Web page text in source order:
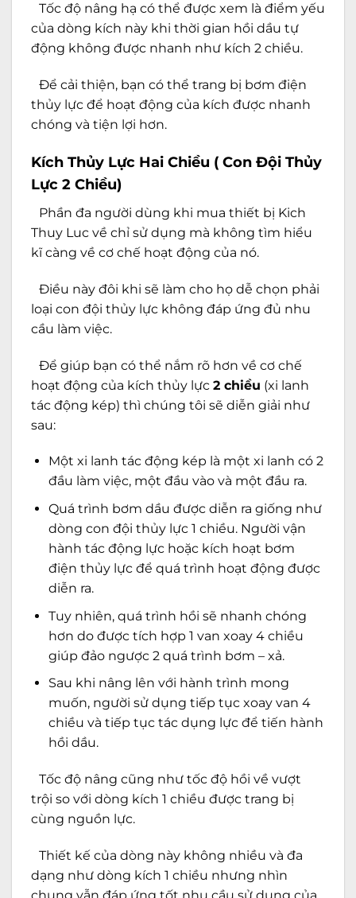
Tốc độ nâng hạ có thể được xem là điểm yếu
của dòng kích này khi thời gian hồi dầu tự
động không được nhanh như kích 2 chiều.
Để cải thiện, bạn có thể trang bị bơm điện
thủy lực để hoạt động của kích được nhanh
chóng và tiện lợi hơn.
Kích Thủy Lực Hai Chiều ( Con Đội Thủy
Lực 2 Chiều)
Phần đa người dùng khi mua thiết bị Kich
Thuy Luc về chỉ sử dụng mà không tìm hiểu
kĩ càng về cơ chế hoạt động của nó.
Điều này đôi khi sẽ làm cho họ dễ chọn phải
loại con đội thủy lực không đáp ứng đủ nhu
cầu làm việc.
Để giúp bạn có thể nắm rõ hơn về cơ chế
hoạt động của kích thủy lực 2 chiều (xi lanh
tác động kép) thì chúng tôi sẽ diễn giải như
sau:
Một xi lanh tác động kép là một xi lanh có 2
đầu làm việc, một đầu vào và một đầu ra.
Quá trình bơm dầu được diễn ra giống như
dòng con đội thủy lực 1 chiều. Người vận
hành tác động lực hoặc kích hoạt bơm
điện thủy lực để quá trình hoạt động được
diễn ra.
Tuy nhiên, quá trình hồi sẽ nhanh chóng
hơn do được tích hợp 1 van xoay 4 chiều
giúp đảo ngược 2 quá trình bơm – xả.
Sau khi nâng lên với hành trình mong
muốn, người sử dụng tiếp tục xoay van 4
chiều và tiếp tục tác dụng lực để tiến hành
hồi dầu.
Tốc độ nâng cũng như tốc độ hồi về vượt
trội so với dòng kích 1 chiều được trang bị
cùng nguồn lực.
Thiết kế của dòng này không nhiều và đa
dạng như dòng kích 1 chiều nhưng nhìn